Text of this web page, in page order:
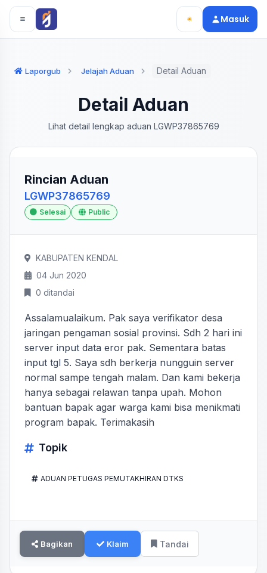
Langsung ke konten utama
Langsung ke navigasi
Masuk
Laporgub Jelajah Aduan Detail Aduan
Detail Aduan
Lihat detail lengkap aduan LGWP37865769
Rincian Aduan
LGWP37865769
Selesai Public
KABUPATEN KENDAL
04 Jun 2020
0 ditandai
Assalamualaikum. Pak saya verifikator desa
jaringan pengaman sosial provinsi. Sdh 2 hari ini
server input data eror pak. Sementara batas
input tgl 5. Saya sdh berkerja nungguin server
normal sampe tengah malam. Dan kami bekerja
hanya sebagai relawan tanpa upah. Mohon
bantuan bapak agar warga kami bisa menikmati
program bapak. Terimakasih
Topik
ADUAN PETUGAS PEMUTAKHIRAN DTKS
Bagikan Klaim Tandai